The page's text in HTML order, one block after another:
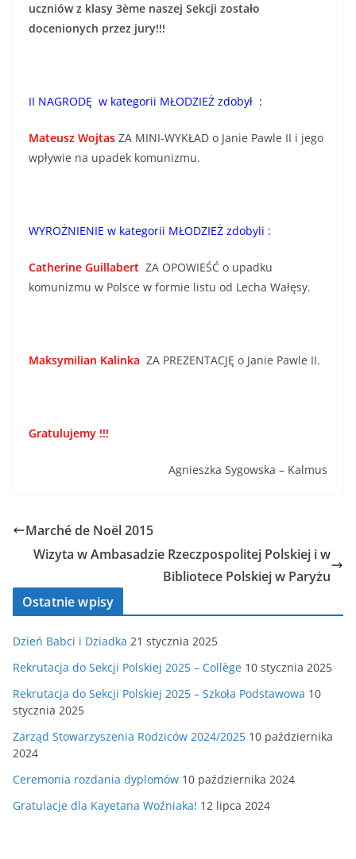
uczniów z klasy 3ème naszej Sekcji zostało
docenionych przez jury!!!
II NAGRODĘ w kategorii MŁODZIEŻ zdobył :
Mateusz Wojtas ZA MINI-WYKŁAD o Janie Pawle II i jego
wpływie na upadek komunizmu.
WYROŻNIENIE w kategorii MŁODZIEŻ zdobyli :
Catherine Guillabert ZA OPOWIEŚĆ o upadku
komunizmu w Polsce w formie listu od Lecha Wałęsy.
Maksymilian Kalinka ZA PREZENTACJĘ o Janie Pawle II.
Gratulujemy !!!
Agnieszka Sygowska – Kalmus
Marché de Noël 2015
Wizyta w Ambasadzie Rzeczpospolitej Polskiej i w
Bibliotece Polskiej w Paryżu
Ostatnie wpisy
Dzień Babci i Dziadka 21 stycznia 2025
Rekrutacja do Sekcji Polskiej 2025 – Collège 10 stycznia 2025
Rekrutacja do Sekcji Polskiej 2025 – Szkoła Podstawowa 10
stycznia 2025
Zarząd Stowarzyszenia Rodziców 2024/2025 10 października
2024
Ceremonia rozdania dyplomów 10 października 2024
Gratulacje dla Kayetana Woźniaka! 12 lipca 2024